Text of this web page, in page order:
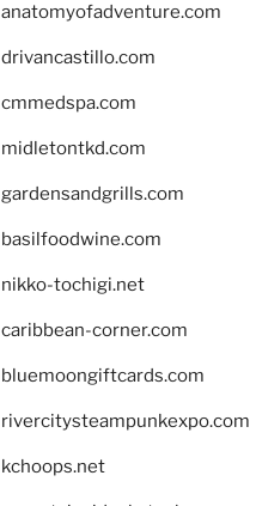
anatomyofadventure.com
drivancastillo.com
cmmedspa.com
midletontkd.com
gardensandgrills.com
basilfoodwine.com
nikko-tochigi.net
caribbean-corner.com
bluemoongiftcards.com
rivercitysteampunkexpo.com
kchoops.net